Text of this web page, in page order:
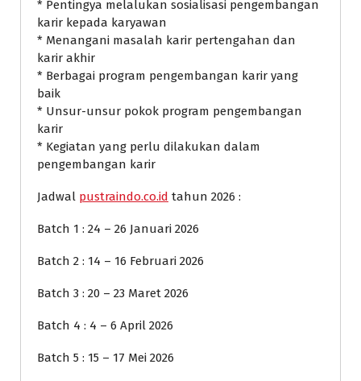
* Pentingya melalukan sosialisasi pengembangan
karir kepada karyawan
* Menangani masalah karir pertengahan dan
karir akhir
* Berbagai program pengembangan karir yang
baik
* Unsur-unsur pokok program pengembangan
karir
* Kegiatan yang perlu dilakukan dalam
pengembangan karir
Jadwal pustraindo.co.id tahun 2026 :
Batch 1 : 24 – 26 Januari 2026
Batch 2 : 14 – 16 Februari 2026
Batch 3 : 20 – 23 Maret 2026
Batch 4 : 4 – 6 April 2026
Batch 5 : 15 – 17 Mei 2026